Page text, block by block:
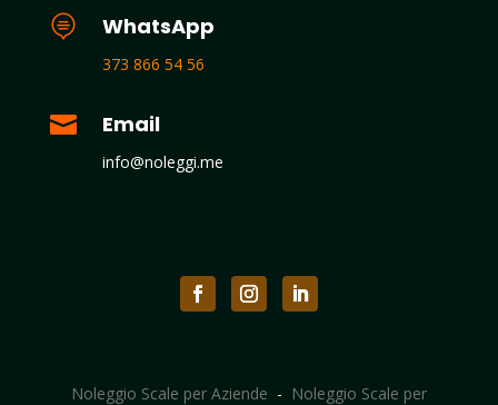
 WhatsApp
373 866 54 56
 Email
info@noleggi.me
Noleggio Scale per Aziende - Noleggio Scale per